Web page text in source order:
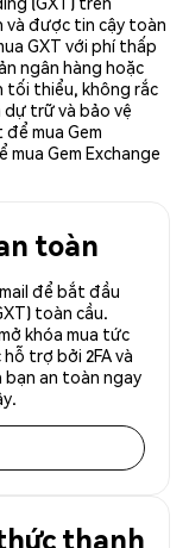
và được tin cậy toàn
GXT với phí thấp
ngân hàng hoặc
tối thiểu, không rắc
dự trữ và bảo vệ
mua Gem
Gem Exchange
toàn
để bắt đầu
toàn cầu.
khóa mua tức
trợ bởi 2FA và
an toàn ngay
thanh